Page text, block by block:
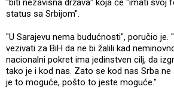
"biti nezavisna država" koja će "imati svoj
status sa Srbijom".
"U Sarajevu nema budućnosti", poručio je.
vezivati za BiH da ne bi žalili kad
nacionalni pokret ima jedinstven cilj, da
tako je i kod nas. Zato se kod nas Srba
je to moguće, pošto to jeste moguće."